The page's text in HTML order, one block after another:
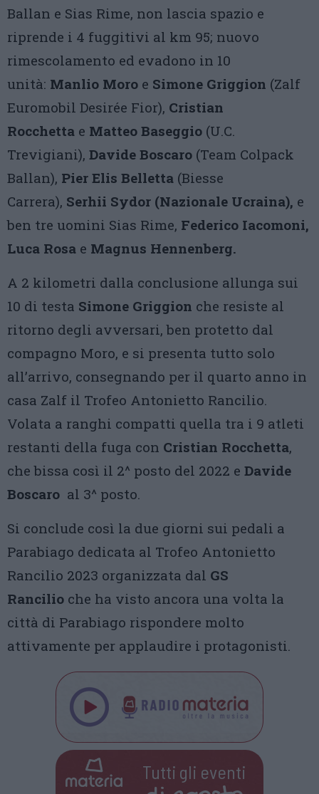
Ballan e Sias Rime, non lascia spazio e
riprende i 4 fuggitivi al km 95; nuovo
rimescolamento ed evadono in 10
unità: Manlio Moro e Simone Griggion (Zalf
Euromobil Desirée Fior), Cristian
Rocchetta e Matteo Baseggio (U.C.
Trevigiani), Davide Boscaro (Team Colpack
Ballan), Pier Elis Belletta (Biesse
Carrera), Serhii Sydor (Nazionale Ucraina), e
ben tre uomini Sias Rime, Federico Iacomoni,
Luca Rosa e Magnus Hennenberg.
A 2 kilometri dalla conclusione allunga sui
10 di testa Simone Griggion che resiste al
ritorno degli avversari, ben protetto dal
compagno Moro, e si presenta tutto solo
all’arrivo, consegnando per il quarto anno in
casa Zalf il Trofeo Antonietto Rancilio.
Volata a ranghi compatti quella tra i 9 atleti
restanti della fuga con Cristian Rocchetta,
che bissa così il 2^ posto del 2022 e Davide
Boscaro al 3^ posto.
Si conclude così la due giorni sui pedali a
Parabiago dedicata al Trofeo Antonietto
Rancilio 2023 organizzata dal GS
Rancilio che ha visto ancora una volta la
città di Parabiago rispondere molto
attivamente per applaudire i protagonisti.
Tutti gli eventi